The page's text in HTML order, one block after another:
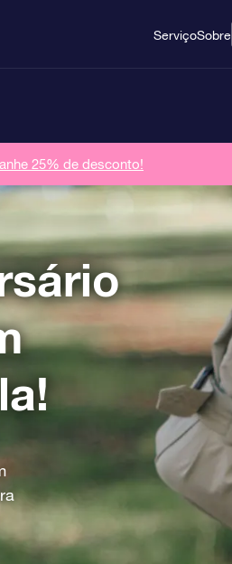
ServiçoSobre
25% de desconto!